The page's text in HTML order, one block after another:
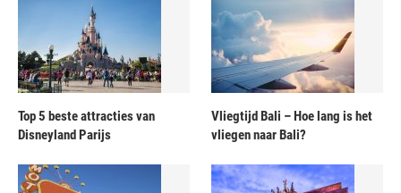
Top 5 beste attracties van
Disneyland Parijs
Vliegtijd Bali – Hoe lang is het
vliegen naar Bali?